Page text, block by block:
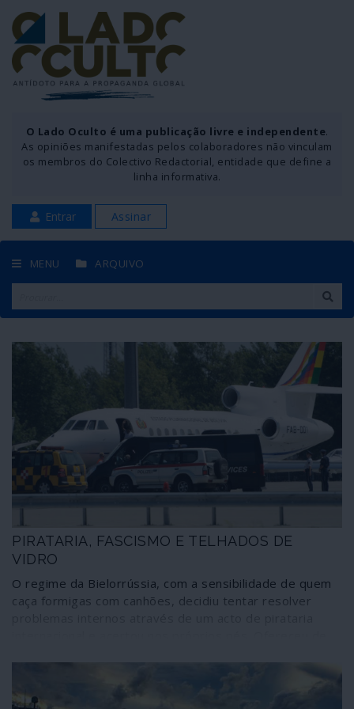
O Lado Oculto é uma publicação livre e independente.
As opiniões manifestadas pelos colaboradores não vinculam
os membros do Colectivo Redactorial, entidade que define a
linha informativa.
Entrar Assinar
MENU ARQUIVO
PIRATARIA, FASCISMO E TELHADOS DE
VIDRO
O regime da Bielorrússia, com a sensibilidade de quem
caça formigas com canhões, decidiu tentar resolver
servir para acelerar, a partir de agora, as manobras de
desestabilização e de mudança de regime que têm